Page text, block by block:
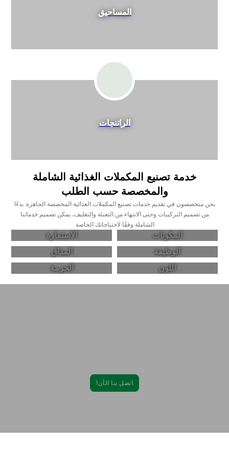
المساحيق
الراتنجات
خدمة تصنيع المكملات الغذائية الشاملة
والمخصصة حسب الطلب
نحن متخصصون في تقديم خدمات تصنيع المكملات الغذائية المخصصة الجاهزة. بدءًا
من تصميم التركيبات وحتى الانتهاء من التعبئة والتغليف، يمكن تصميم خدماتنا
الشاملة وفقًا لاحتياجاتك الخاصة.
المكونات
الاستمارة
الوظيفة
المذاق
اللون
الحزمة
اتصل بنا الآن!